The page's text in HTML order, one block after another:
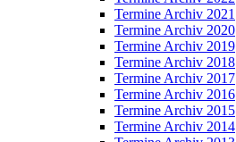
Termine Archiv 2021
Termine Archiv 2020
Termine Archiv 2019
Termine Archiv 2018
Termine Archiv 2017
Termine Archiv 2016
Termine Archiv 2015
Termine Archiv 2014